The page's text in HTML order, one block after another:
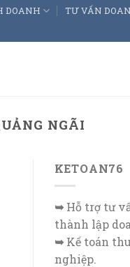
DOANH
TƯ VẤN
NGÃI
KETOAN76
➥Hỗ trợ tư
thành lập
➥Kế toán
nghiệp.